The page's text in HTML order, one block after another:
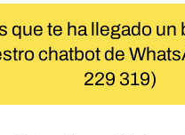
que te ha llegado un
chatbot de
229 319)